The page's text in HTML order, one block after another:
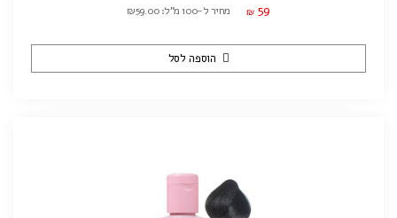
₪ 59 מחיר ל-100 מ"ל: ₪59.00
הוספה לסל